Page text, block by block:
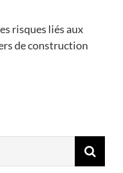
risques liés aux
de construction